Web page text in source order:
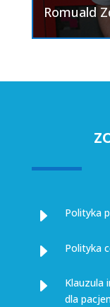
Romuald
E Polityka
E Polityka
E
Klauzula
dla